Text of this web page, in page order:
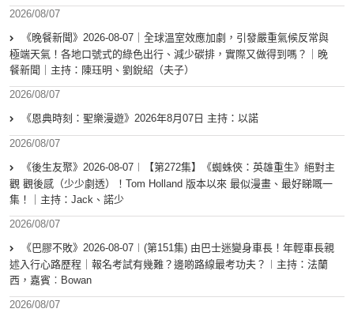
2026/08/07
《晚餐新聞》2026-08-07｜全球溫室效應加劇，引發嚴重氣候反常與
極端天氣！各地口號式的綠色出行、減少碳排，實際又做得到嗎？｜晚
餐新聞｜主持：陳珏明、劉銳紹（夫子）
2026/08/07
《恩典時刻：聖樂漫遊》2026年8月07日 主持：以諾
2026/08/07
《後生友聚》2026-08-07︱【第272集】《蜘蛛俠：英雄重生》絕對主
觀 觀後感（少少劇透）！Tom Holland 版本以來 最似漫畫、最好睇嘅一
集！｜主持：Jack、諾少
2026/08/07
《巴膠不敗》2026-08-07︱(第151集) 由巴士迷變身車長！年輕車長親
述入行心路歷程｜報名考試有幾難？邊啲路線最考功夫？︱主持：法蘭
西，嘉賓︰Bowan
2026/08/07